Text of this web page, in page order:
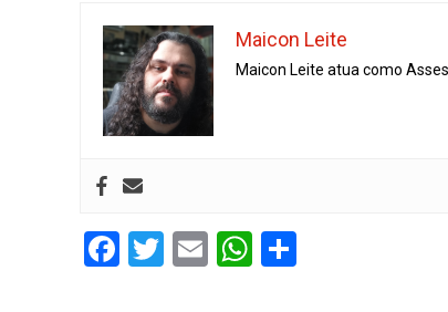
Maicon Leite
Maicon Leite atua como
Facebook
Twitter
EmailWhatsApp